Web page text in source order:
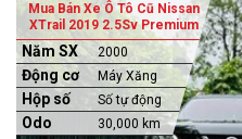
Mua Bán Xe Ô Tô Cũ Nissan
XTrail 2019 2.5Sv Premium
Năm SX 2000
Động cơ Máy Xăng
Hộp số Số tự động
Odo 30,000 km